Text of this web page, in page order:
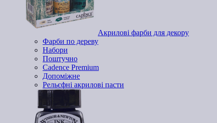
Акрилові фарби для декору
Фарби по дереву
Набори
Поштучно
Cadence Premium
Допоміжне
Рельєфні акрилові пасти